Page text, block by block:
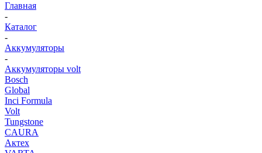
Главная
-
Каталог
-
Аккумуляторы
-
Аккумуляторы volt
Bosch
Global
Inci Formula
Volt
Tungstone
CAURA
Актех